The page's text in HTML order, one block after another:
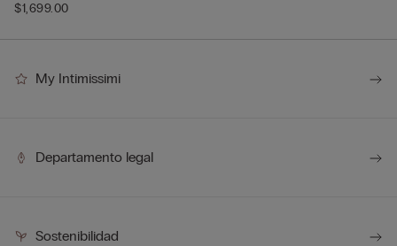
$1,699.00
My Intimissimi
Departamento legal
Sostenibilidad